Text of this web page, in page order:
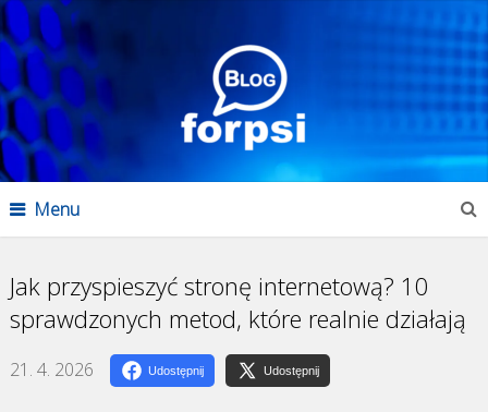
Menu
Jak przyspieszyć stronę internetową? 10
sprawdzonych metod, które realnie działają
21. 4. 2026 Udostępnij Udostępnij